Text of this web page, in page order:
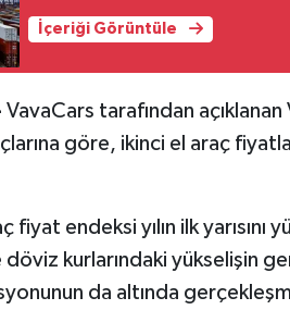
İçeriği Görüntüle
VavaCars tarafından
göre, ikinci el araç
fiyat endeksi yılın ilk
döviz kurlarındaki yükselişin
da altında